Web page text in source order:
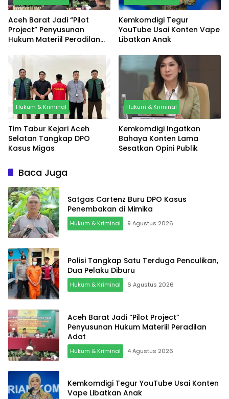
Aceh Barat Jadi “Pilot
Project” Penyusunan
Hukum Materiil Peradilan
Kemkomdigi Tegur
YouTube Usai Konten Vape
Libatkan Anak
Hukum & Kriminal
Tim Tabur Kejari Aceh
Selatan Tangkap DPO
Kasus Migas
Hukum & Kriminal
Kemkomdigi Ingatkan
Bahaya Konten Lama
Sesatkan Opini Publik
Baca Juga
Satgas Cartenz Buru DPO Kasus
Penembakan di Mimika
Hukum & Kriminal 9 Agustus 2026
Polisi Tangkap Satu Terduga Penculikan,
Dua Pelaku Diburu
Hukum & Kriminal 6 Agustus 2026
Aceh Barat Jadi “Pilot Project”
Penyusunan Hukum Materiil Peradilan
Adat
Hukum & Kriminal 4 Agustus 2026
Kemkomdigi Tegur YouTube Usai Konten
Vape Libatkan Anak